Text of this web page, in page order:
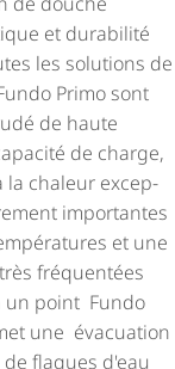
et durabilité
les solutions de
Primo sont
de haute
de charge,
la chaleur excep­
importantes
et une
fréquentées
un point Fundo
une évacuation
flaques d'eau